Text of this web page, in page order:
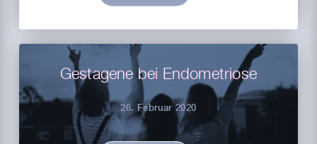
Gestagene bei Endometriose
26. Februar 2020